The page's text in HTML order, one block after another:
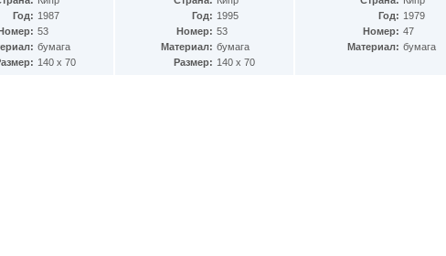
Год: 1987
53
бумага
140 х 70
Год: 1995
Номер: 53
Материал: бумага
Размер: 140 х 70
Год: 1979
Номер: 47
Материал: бумага